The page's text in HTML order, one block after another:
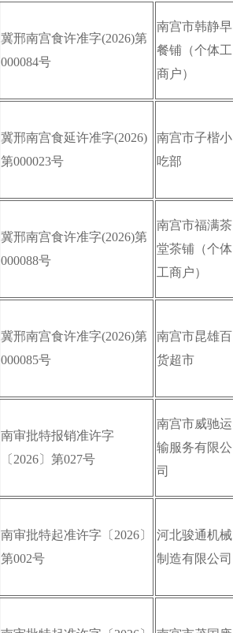
冀邢南宫食许准字(2026)第
000084号
南宫市韩静早
餐铺（个体工
商户）
冀邢南宫食延许准字(2026)
第000023号
南宫市子楷小
吃部
冀邢南宫食许准字(2026)第
000088号
南宫市福满茶
堂茶铺（个体
工商户）
冀邢南宫食许准字(2026)第
000085号
南宫市昆雄百
货超市
南审批特报销准许字
〔2026〕第027号
南宫市威驰运
输服务有限公
司
南审批特起准许字〔2026〕
第002号
河北骏通机械
制造有限公司